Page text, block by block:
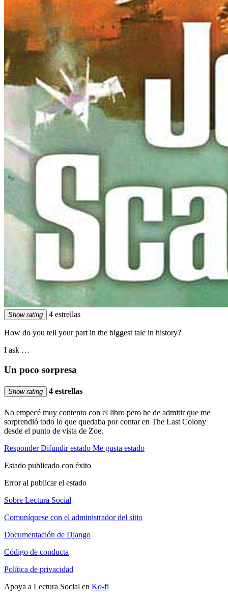
Show rating 4 estrellas
How do you tell your part in the biggest tale in history?
I ask …
Un poco sorpresa
Show rating 4 estrellas
No empecé muy contento con el libro pero he de admitir que me
sorprendió todo lo que quedaba por contar en The Last Colony
desde el punto de vista de Zoe.
Responder Difundir estado Me gusta estado
Estado publicado con éxito
Error al publicar el estado
Sobre Lectura Social
Comuníquese con el administrador del sitio
Documentación de Django
Código de conducta
Política de privacidad
Apoya a Lectura Social en Ko-fi